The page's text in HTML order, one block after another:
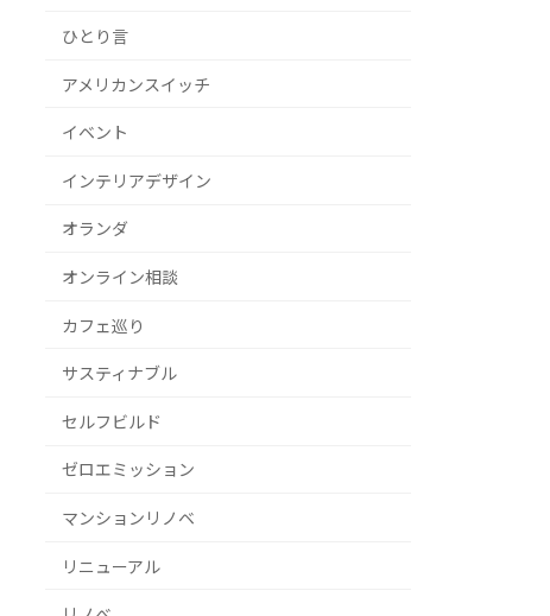
ひとり言
アメリカンスイッチ
イベント
インテリアデザイン
オランダ
オンライン相談
カフェ巡り
サスティナブル
セルフビルド
ゼロエミッション
マンションリノベ
リニューアル